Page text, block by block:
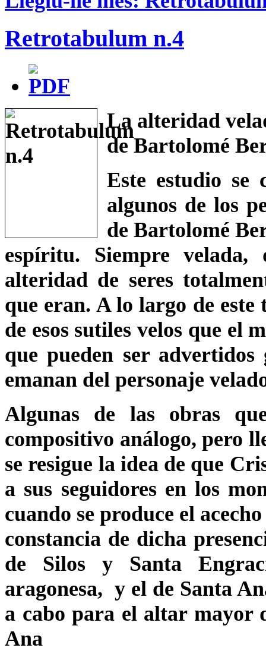
Retrotabulum n.4
La alteridad
de Bartolomé
Este estudio
algunos de los
de Bartolomé
espíritu. Siempre
alteridad de seres
que eran. A lo largo de
de esos sutiles velos que el
que pueden ser
emanan del personaje
Algunas de las obras
compositivo análogo, pero
se resigue la idea de que
a sus seguidores en los
cuando se produce el
constancia de dicha
de Silos y Santa
aragonesa, y el de Santa
a cabo para el altar mayor
Ana